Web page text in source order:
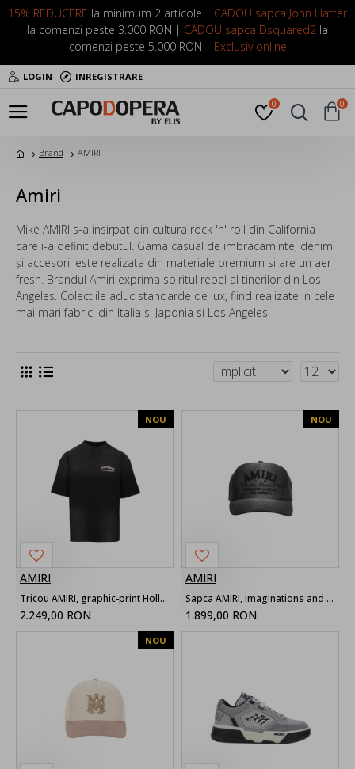
15% REDUCERE la minimum 2 articole | CADOU sapca John Hatter
la comenzi peste 3.000 RON | CADOU sapca Dsquared2 la
comenzi peste 5.000 RON | Exclusiv online
LOGIN INREGISTRARE
0 0
Brand AMIRI
Amiri
Mike AMIRI s-a insirpat din cultura rock 'n' roll din California
care i-a definit debutul. Gama casual de imbracaminte, denim
și accesorii este realizata din materiale premium si are un aer
fresh. Brandul Amiri exprima spiritul rebel al tinerilor din Los
Angeles. Colectiile aduc standarde de lux, fiind realizate in cele
mai mari fabrici din Italia si Japonia si Los Angeles
NOU
AMIRI
Tricou AMIRI, graphic-print Hollywood, Negru
2.249,00 RON
NOU
AMIRI
Sapca AMIRI, Imaginations and Dreams Print, Vintage Black
1.899,00 RON
NOU